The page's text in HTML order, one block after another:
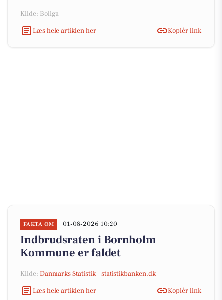
Kilde: Boliga
Læs hele artiklen her
Kopiér link
FAKTA OM 01-08-2026 10:20
Indbrudsraten i Bornholm
Kommune er faldet
Kilde: Danmarks Statistik - statistikbanken.dk
Læs hele artiklen her
Kopiér link